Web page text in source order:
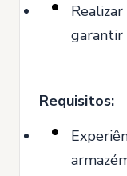
garantir
Requisitos: